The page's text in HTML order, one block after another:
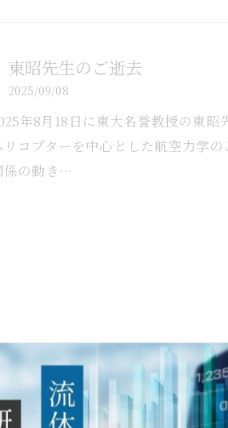
東昭先生のご逝去
2025/09/08
年8月18日に東大名誉教授の東昭
リコプターを中心とした航空力学
係の動き…